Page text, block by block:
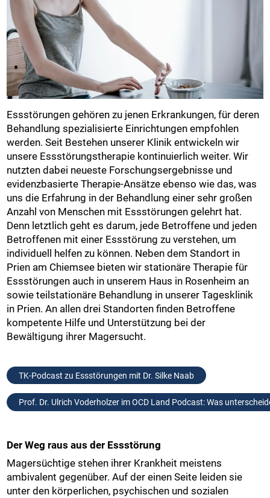
Essstörungen gehören zu jenen Erkrankungen, für deren
Behandlung spezialisierte Einrichtungen empfohlen
werden. Seit Bestehen unserer Klinik entwickeln wir
unsere Essstörungstherapie kontinuierlich weiter. Wir
nutzten dabei neueste Forschungsergebnisse und
evidenzbasierte Therapie-Ansätze ebenso wie das, was
uns die Erfahrung in der Behandlung einer sehr großen
Anzahl von Menschen mit Essstörungen gelehrt hat.
Denn letztlich geht es darum, jede Betroffene und jeden
Betroffenen mit einer Essstörung zu verstehen, um
individuell helfen zu können. Neben dem Standort in
Prien am Chiemsee bieten wir stationäre Therapie für
Essstörungen auch in unserem Haus in Rosenheim an
sowie teilstationäre Behandlung in unserer Tagesklinik
in Prien. An allen drei Standorten finden Betroffene
kompetente Hilfe und Unterstützung bei der
Bewältigung ihrer Magersucht.
TK-Podcast zu Essstörungen mit Dr. Silke Naab
Prof. Dr. Ulrich Voderholzer im OCD Land Podcast: Was
Der Weg raus aus der Essstörung
Magersüchtige stehen ihrer Krankheit meistens
ambivalent gegenüber. Auf der einen Seite leiden sie
unter den körperlichen, psychischen und sozialen